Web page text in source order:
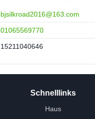
bjsilkroad2016@163.com
01065569770
15211040646
Schnelllinks
Haus